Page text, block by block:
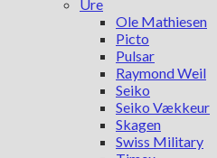
Ure
Ole Mathiesen
Picto
Pulsar
Raymond Weil
Seiko
Seiko Vækkeur
Skagen
Swiss Military